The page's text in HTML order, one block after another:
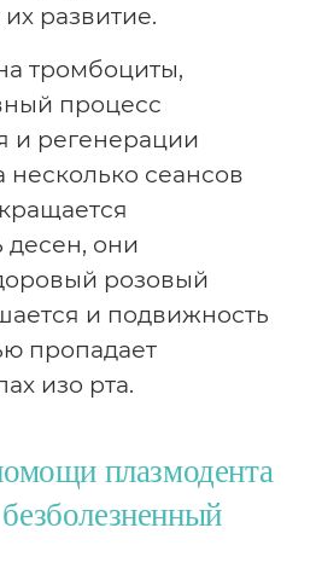
развитие.
тромбоциты,
процесс
и регенерации
несколько сеансов
десен, они
розовый
и подвижность
пропадает
изо рта.
плазмодента